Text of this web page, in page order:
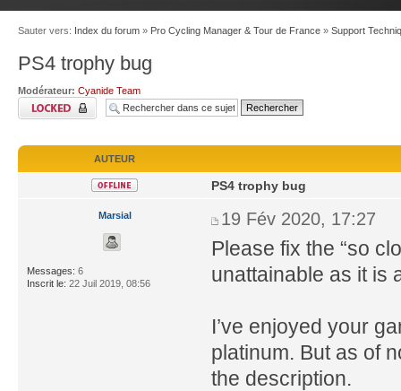
Sauter vers: Index du forum » Pro Cycling Manager & Tour de France » Support
PS4 trophy bug
Modérateur: Cyanide Team
AUTEUR
Marsial
Messages: 6
Inscrit le: 22 Juil 2019, 08:56
PS4 trophy bug
19 Fév 2020, 17:27
Please fix the “so
unattainable as it is
I’ve enjoyed your
platinum. But as of
the description.